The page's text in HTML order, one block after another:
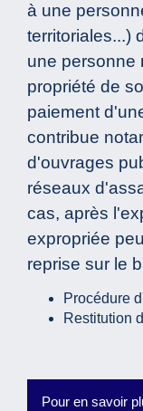
à une
territoriales...)
une personne
propriété de
paiement
contribue
d'ouvrages
réseaux
cas, après
expropriée
reprise sur le
Procédure
Restitution
Pour en savoir